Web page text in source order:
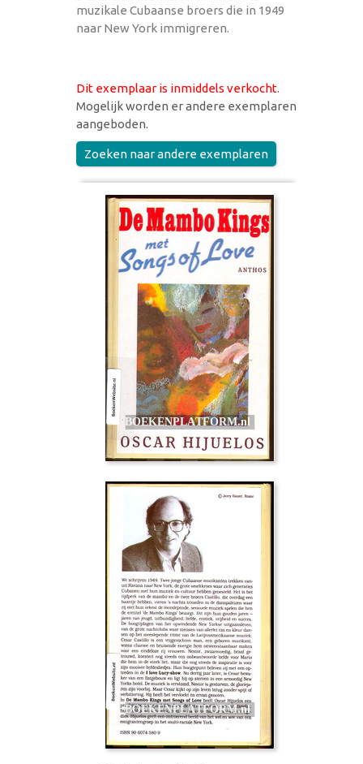
muzikale Cubaanse broers die in 1949
naar New York immigreren.
Dit exemplaar is inmiddels verkocht.
Mogelijk worden er andere exemplaren
aangeboden.
Zoeken naar andere exemplaren